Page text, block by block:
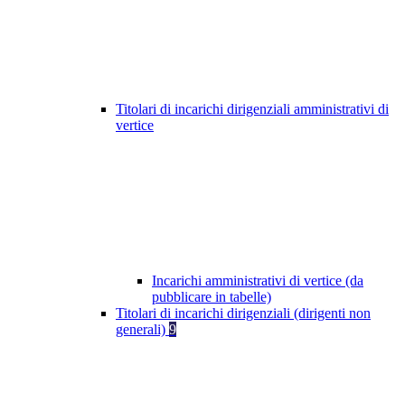
Titolari di incarichi dirigenziali amministrativi di
vertice
Incarichi amministrativi di vertice (da
pubblicare in tabelle)
Titolari di incarichi dirigenziali (dirigenti non
generali) 9